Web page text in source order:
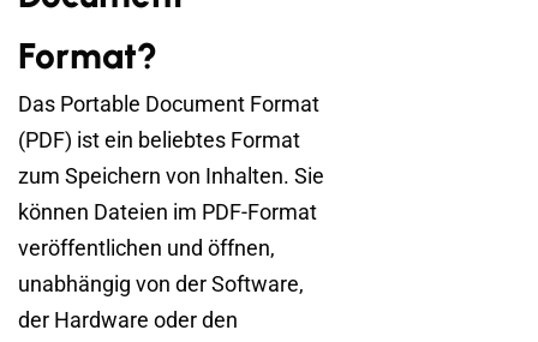
Format?
Das Portable Document Format
(PDF) ist ein beliebtes Format
zum Speichern von Inhalten. Sie
können Dateien im PDF-Format
veröffentlichen und öffnen,
unabhängig von der Software,
der Hardware oder den